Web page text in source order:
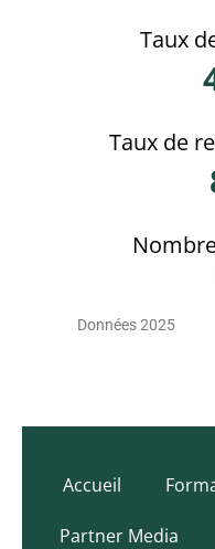
Taux de
Taux
Données 2025
Accueil
Partner Media